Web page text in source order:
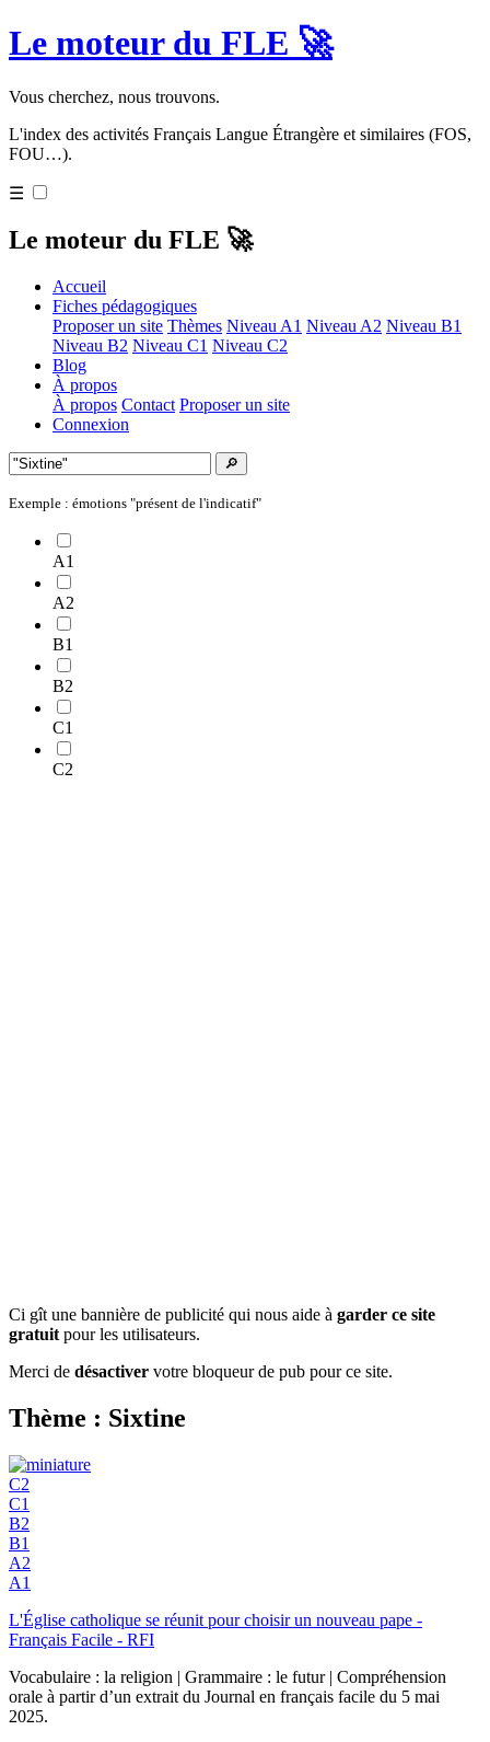
Le moteur du FLE 🚀
Vous cherchez, nous trouvons.
L'index des activités Français Langue Étrangère et similaires (FOS,
FOU…).
☰
Le moteur du FLE 🚀
Accueil
Fiches pédagogiques
Proposer un site Thèmes Niveau A1 Niveau A2 Niveau B1
Niveau B2 Niveau C1 Niveau C2
Blog
À propos
À propos Contact Proposer un site
Connexion
🔎
Exemple : émotions "présent de l'indicatif"
A1
A2
B1
B2
C1
C2
Ci gît une bannière de publicité qui nous aide à garder ce site
gratuit pour les utilisateurs.
Merci de désactiver votre bloqueur de pub pour ce site.
Thème : Sixtine
C2
C1
B2
B1
A2
A1
L'Église catholique se réunit pour choisir un nouveau pape -
Français Facile - RFI
Vocabulaire : la religion | Grammaire : le futur | Compréhension
orale à partir d’un extrait du Journal en français facile du 5 mai
2025.